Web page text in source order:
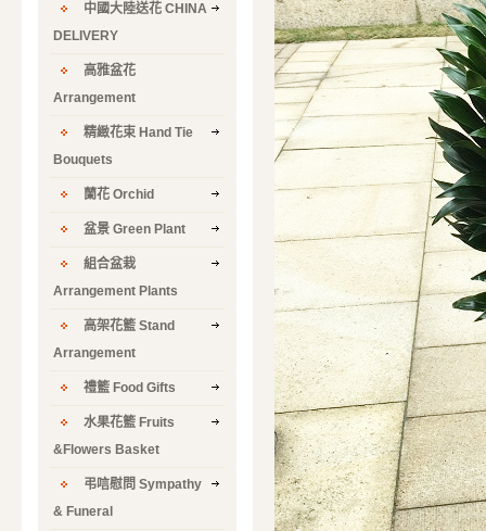
中國大陸送花 CHINA
DELIVERY
高雅盆花
Arrangement
精緻花束 Hand Tie
Bouquets
蘭花 Orchid
盆景 Green Plant
組合盆栽
Arrangement Plants
高架花籃 Stand
Arrangement
禮籃 Food Gifts
水果花籃 Fruits
&Flowers Basket
弔唁慰問 Sympathy
& Funeral